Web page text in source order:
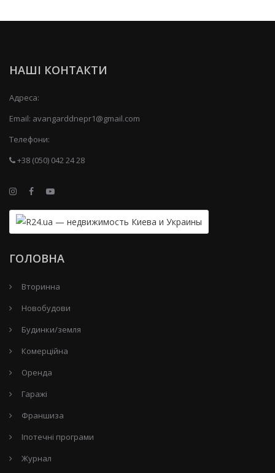
НАШІ КОНТАКТИ
Адреса:
Email: avangarddnepr1@gmail.com
Телефони:
+38 (050) 042 24 28
ГОЛОВНА
Вторинна
Новобудови
Будинки/земля
Комерційна
Оренда
Гаражі
Франшиза
Іпотечні програми
Журнал